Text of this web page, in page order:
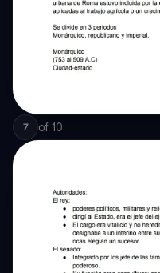
7 of 10